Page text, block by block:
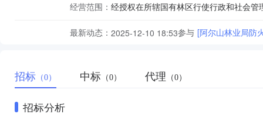
经营范围：
最新动态： 2025-12-10 18:53参与 [阿尔山林业局防
招标 （0） 中标 （0） 代理 （0）
招标分析